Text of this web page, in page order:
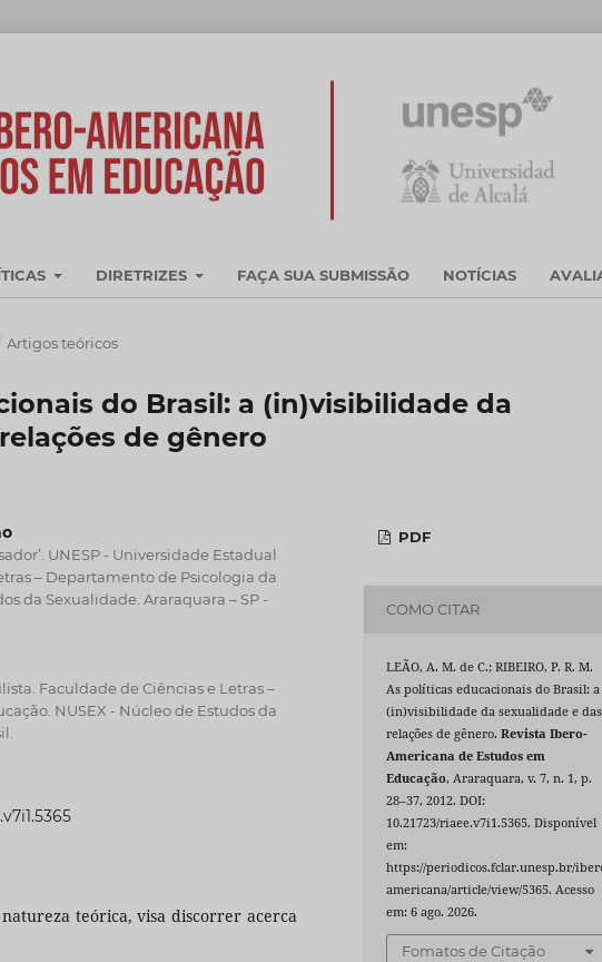
DIRETRIZES FAÇA SUA SUBMISSÃO NOTÍCIAS
Artigos teóricos
do Brasil: a (in)visibilidade da
de gênero
UNESP - Universidade Estadual
– Departamento de Psicologia da
da Sexualidade. Araraquara – SP -
Faculdade de Ciências e Letras –
NUSEX - Núcleo de Estudos da
teórica, visa discorrer acerca
PDF
COMO CITAR
LEÃO, A. M. de C.; RIBEIRO, P. R. M.
As políticas educacionais do Brasil: a
(in)visibilidade da sexualidade e das
relações de gênero.Revista Ibero-
Americana de Estudos em
Educação, Araraquara, v. 7, n. 1, p.
28–37, 2012. DOI:
10.21723/riaee.v7i1.5365. Disponível
em:
https://periodicos.fclar.unesp.br/
americana/article/view/5365. Acesso
em: 6 ago. 2026.
Fomatos de Citação